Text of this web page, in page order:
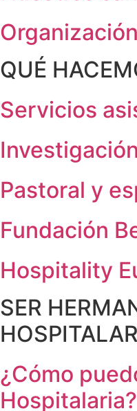
Organización
QUÉ
Servicios
Pastoral y
Fundación
Hospitality
SER
¿Cómo
Hospitalaria?